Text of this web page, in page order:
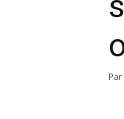
Par